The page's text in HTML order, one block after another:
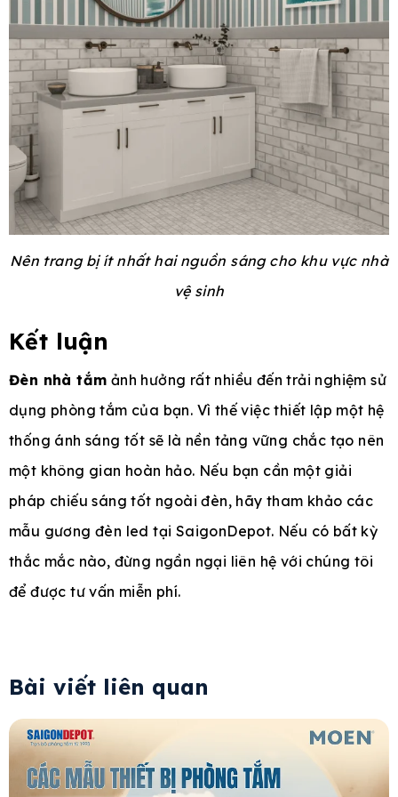
Nên trang bị ít nhất hai nguồn sáng cho khu vực nhà
vệ sinh
Kết luận
Đèn nhà tắm ảnh hưởng rất nhiều đến trải nghiệm sử
dụng phòng tắm của bạn. Vì thế việc thiết lập một hệ
thống ánh sáng tốt sẽ là nền tảng vững chắc tạo nên
một không gian hoàn hảo. Nếu bạn cần một giải
pháp chiếu sáng tốt ngoài đèn, hãy tham khảo các
mẫu gương đèn led tại SaigonDepot. Nếu có bất kỳ
thắc mắc nào, đừng ngần ngại liên hệ với chúng tôi
để được tư vấn miễn phí.
Bài viết liên quan